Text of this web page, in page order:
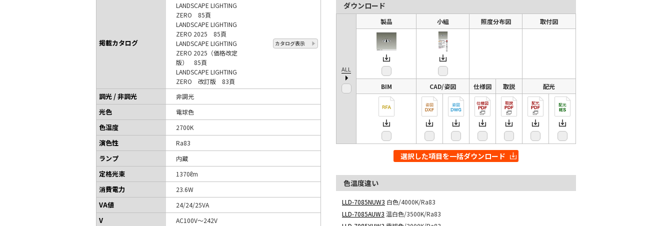
掲載カタログ
LANDSCAPE LIGHTING
ZERO 85頁
LANDSCAPE LIGHTING
ZERO 2025 85頁
LANDSCAPE LIGHTING
ZERO 2025（価格改定
版） 85頁
LANDSCAPE LIGHTING
ZERO 改訂版 83頁
カタログ表示
調光 / 非調光 非調光
光色 電球色
色温度 2700K
演色性 Ra83
ランプ 内蔵
定格光束 1370ℓm
消費電力 23.6W
VA値 24/24/25VA
V AC100V～242V
ダウンロード
ALL
製品 小組 照度分布図 取付図
BIM CAD/姿図 仕様図 取説 配光
選択した項目を一括ダウンロード
色温度違い
LLD-7085NUW3 白色/4000K/Ra83
LLD-7085AUW3 温白色/3500K/Ra83